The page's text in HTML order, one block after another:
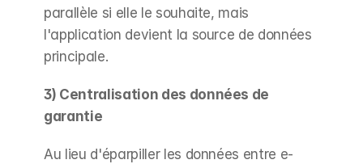
parallèle si elle le souhaite, mais
l'application devient la source de données
principale.
3) Centralisation des données de
garantie
Au lieu d'éparpiller les données entre e-